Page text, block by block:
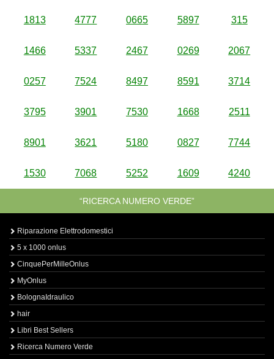
1813 4777 0665 5897 315
1466 5337 2467 0269 2067
0257 7524 8497 8591 3714
3795 3901 7530 1668 2511
8901 3621 5180 0827 7744
1530 7068 5252 1609 4240
“RICERCA NUMERO VERDE”
Riparazione Elettrodomestici
5 x 1000 onlus
CinquePerMilleOnlus
MyOnlus
BolognaIdraulico
hair
Libri Best Sellers
Ricerca Numero Verde